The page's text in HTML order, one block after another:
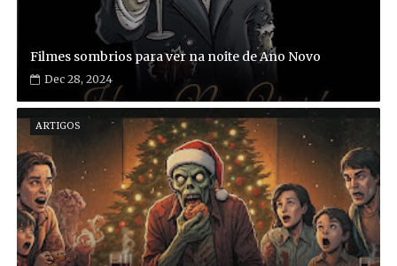
Filmes sombrios para ver na noite de Ano Novo
Dec 28, 2024
ARTIGOS